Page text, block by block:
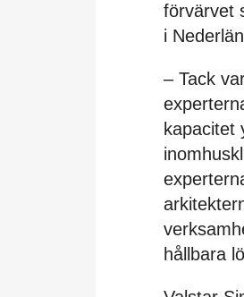
förvärvet
i
– Tack
kapacitet
hållbara